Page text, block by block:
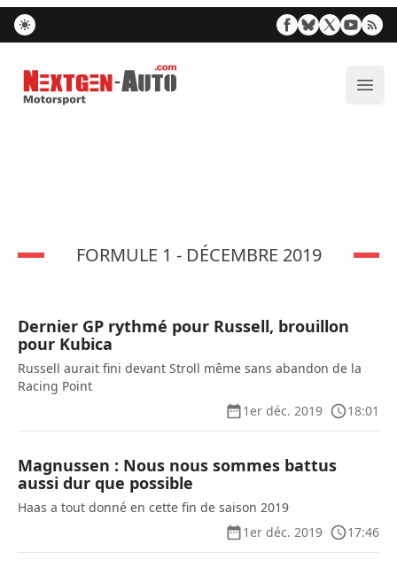
Nextgen-Auto.com
FORMULE 1 - DÉCEMBRE 2019
Dernier GP rythmé pour Russell, brouillon
pour Kubica
Russell aurait fini devant Stroll même sans abandon de la
Racing Point
1er déc. 2019
18:01
Magnussen : Nous nous sommes battus
aussi dur que possible
Haas a tout donné en cette fin de saison 2019
1er déc. 2019
17:46